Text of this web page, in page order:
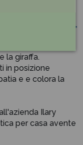
modelli assortiti:
la giraffa.
in posizione
e e colora la
Ilary
per casa avente